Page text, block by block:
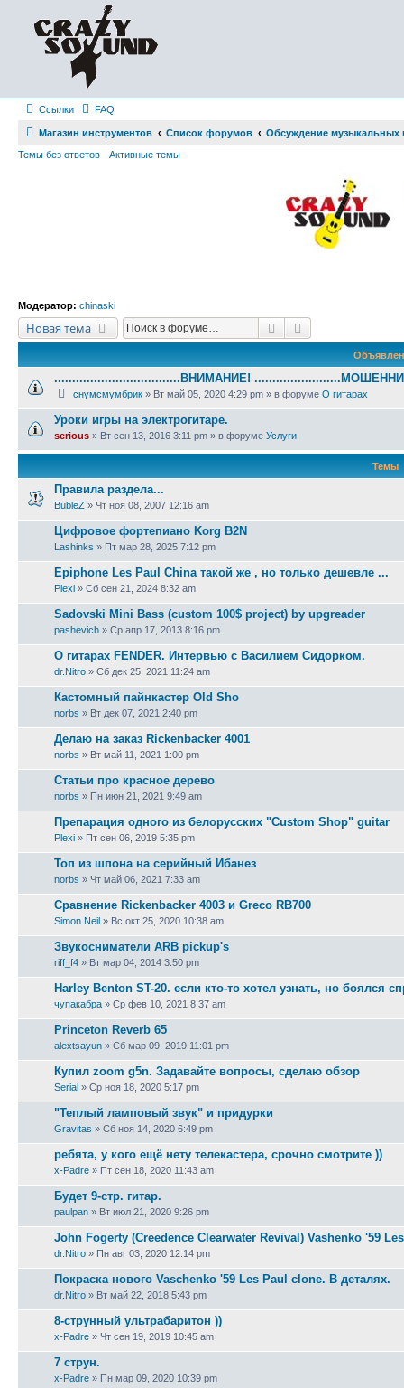
Ссылки FAQ
Магазин инструментов Список форумов Обсуждение музыкальных
Темы без ответов
Активные темы
Модератор: chinaski
Новая тема Поиск
...................................ВНИМАНИЕ!
снумсмумбрик » Вт май 05, 2020 4:29 pm » в форуме О гитарах
Уроки игры на электрогитаре.
serious » Вт сен 13, 2016 3:11 pm » в форуме Услуги
Темы
Правила раздела...
BubleZ » Чт ноя 08, 2007 12:16 am
Цифровое фортепиано Korg B2N
Lashinks » Пт мар 28, 2025 7:12 pm
Epiphone Les Paul China такой же , но только дешевле ...
Plexi » Сб сен 21, 2024 8:32 am
Sadovski Mini Bass (custom 100$ project) by upgreader
pashevich » Ср апр 17, 2013 8:16 pm
О гитарах FENDER. Интервью с Василием Сидорком.
dr.Nitro » Сб дек 25, 2021 11:24 am
Кастомный пайнкастер Old Sho
norbs » Вт дек 07, 2021 2:40 pm
Делаю на заказ Rickenbacker 4001
norbs » Вт май 11, 2021 1:00 pm
Статьи про красное дерево
norbs » Пн июн 21, 2021 9:49 am
Препарация одного из белорусских "Custom Shop" guitar
Plexi » Пт сен 06, 2019 5:35 pm
Топ из шпона на серийный Ибанез
norbs » Чт май 06, 2021 7:33 am
Сравнение Rickenbacker 4003 и Greco RB700
Simon Neil » Вс окт 25, 2020 10:38 am
Звукосниматели ARB pickup's
riff_f4 » Вт мар 04, 2014 3:50 pm
Harley Benton ST-20. если кто-то хотел узнать, но боялся
чупакабра » Ср фев 10, 2021 8:37 am
Princeton Reverb 65
alextsayun » Сб мар 09, 2019 11:01 pm
Купил zoom g5n. Задавайте вопросы, сделаю обзор
Serial » Ср ноя 18, 2020 5:17 pm
"Теплый ламповый звук" и придурки
Gravitas » Сб ноя 14, 2020 6:49 pm
ребята, у кого ещё нету телекастера, срочно смотрите ))
x-Padre » Пт сен 18, 2020 11:43 am
Будет 9-стр. гитар.
paulpan » Вт июл 21, 2020 9:26 pm
John Fogerty (Creedence Clearwater Revival) Vashenko '59
dr.Nitro » Пн авг 03, 2020 12:14 pm
Покраска нового Vaschenko '59 Les Paul clone. В деталях.
dr.Nitro » Вт май 22, 2018 5:43 pm
8-струнный ультрабаритон ))
x-Padre » Чт сен 19, 2019 10:45 am
7 струн.
x-Padre » Пн мар 09, 2020 10:39 pm